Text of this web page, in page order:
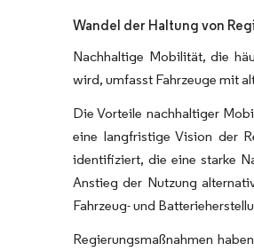
Wandel der Haltung von
Nachhaltige Mobilität, die
wird, umfasst Fahrzeuge mit
Die Vorteile nachhaltiger
eine langfristige Vision der
identifiziert, die eine starke
Anstieg der Nutzung
Fahrzeug- und
Regierungsmaßnahmen